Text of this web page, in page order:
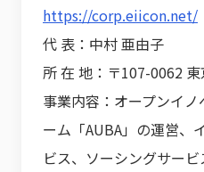
https://corp.eiicon.net/
代 表：中村 亜由子
所 在 地：〒107-0062
事業内容：オープンイ
ーム「AUBA」の運営、
ビス、ソーシングサー